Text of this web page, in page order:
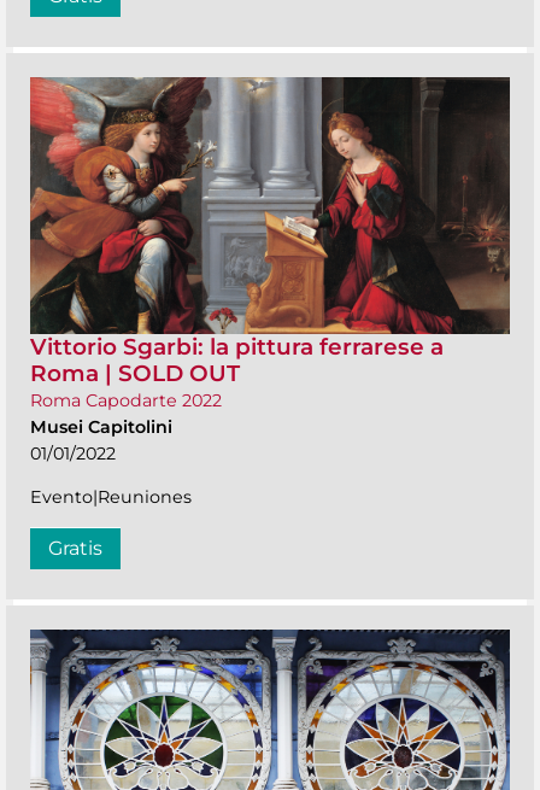
Vittorio Sgarbi: la pittura ferrarese a
Roma | SOLD OUT
Roma Capodarte 2022
Musei Capitolini
01/01/2022
Evento|Reuniones
Gratis